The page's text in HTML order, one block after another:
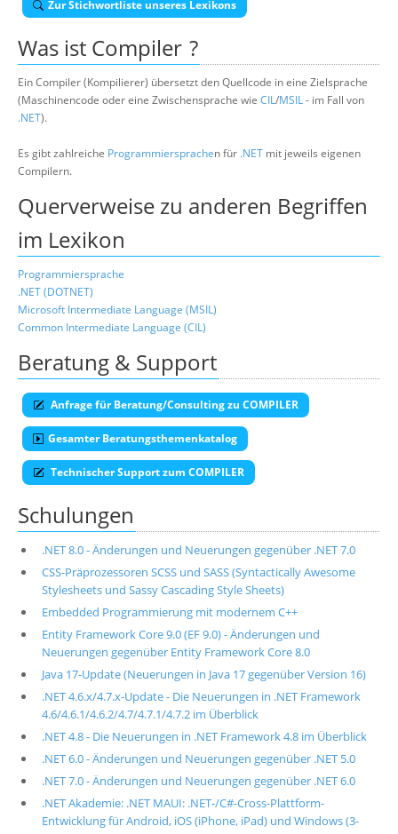
Über uns
Suche
Zur Stichwortliste unseres Lexikons
Was ist Compiler ?
Ein Compiler (Kompilierer) übersetzt den Quellcode in eine Zielsprache
(Maschinencode oder eine Zwischensprache wie CIL/MSIL- im Fall von
.NET).
Es gibt zahlreiche Programmiersprachen für .NET mit jeweils eigenen
Compilern.
Querverweise zu anderen Begriffen
im Lexikon
Programmiersprache
.NET (DOTNET)
Microsoft Intermediate Language (MSIL)
Common Intermediate Language (CIL)
Beratung & Support
Anfrage für Beratung/Consulting zu COMPILER
Gesamter Beratungsthemenkatalog
Technischer Support zum COMPILER
Schulungen
.NET 8.0 - Änderungen und Neuerungen gegenüber .NET 7.0
CSS-Präprozessoren SCSS und SASS (Syntactically Awesome
Stylesheets und Sassy Cascading Style Sheets)
Embedded Programmierung mit modernem C++
Entity Framework Core 9.0 (EF 9.0) - Änderungen und
Neuerungen gegenüber Entity Framework Core 8.0
Java 17-Update (Neuerungen in Java 17 gegenüber Version 16)
.NET 4.6.x/4.7.x-Update - Die Neuerungen in .NET Framework
4.6/4.6.1/4.6.2/4.7/4.7.1/4.7.2 im Überblick
.NET 4.8 - Die Neuerungen in .NET Framework 4.8 im Überblick
.NET 6.0 - Änderungen und Neuerungen gegenüber .NET 5.0
.NET 7.0 - Änderungen und Neuerungen gegenüber .NET 6.0
.NET Akademie: .NET MAUI: .NET-/C#-Cross-Plattform-
Entwicklung für Android, iOS (iPhone, iPad) und Windows (3-